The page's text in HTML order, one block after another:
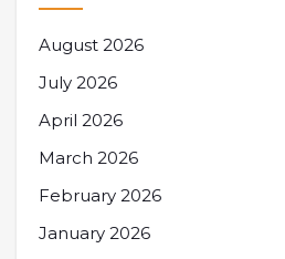
August 2026
July 2026
April 2026
March 2026
February 2026
January 2026